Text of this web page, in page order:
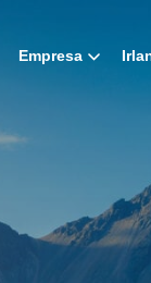
Empresa